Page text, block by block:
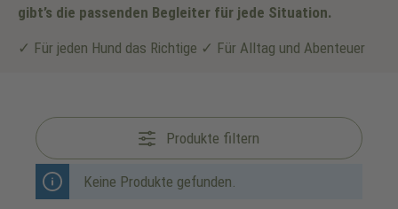
gibt’s die passenden Begleiter für jede Situation.
✓ Für jeden Hund das Richtige ✓ Für Alltag und Abenteuer
Produkte filtern
Keine Produkte gefunden.